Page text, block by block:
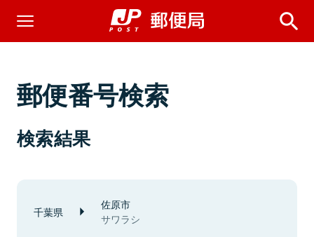
郵便番号検索
検索結果
千葉県 佐原市
サワラシ